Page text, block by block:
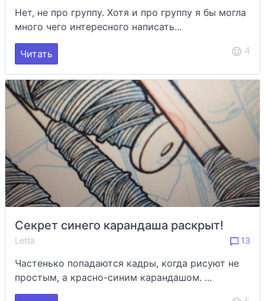
Нет, не про группу. Хотя и про группу я бы могла
много чего интересного написать...
Читать 4
Секрет синего карандаша раскрыт!
Letta 13
Частенько попадаются кадры, когда рисуют не
простым, а красно-синим карандашом. ...